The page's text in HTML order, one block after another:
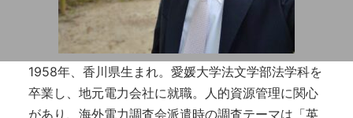
1958年、香川県生まれ。愛媛大学法文学部法学科を
卒業し、地元電力会社に就職。人的資源管理に関心
があり、海外電力調査会派遣時の調査テーマは「英